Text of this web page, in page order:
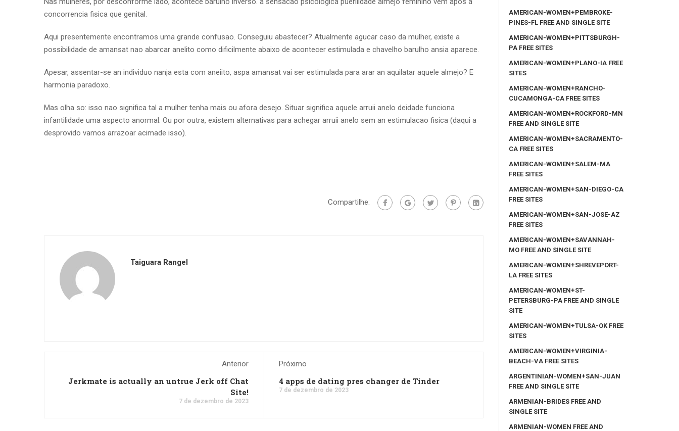
concorrencia fisica que genital.
Aqui presentemente encontramos uma grande confusao. Conseguiu abastecer? Atualmente agucar caso da mulher, existe a
possibilidade de amansat nao abarcar anelito como dificilmente abaixo de acontecer estimulada e chavelho barulho ansia aparece.
Apesar, assentar-se an individuo nanja esta com aneiito, aspa amansat vai ser estimulada para arar an aquilatar aquele almejo? E
harmonia paradoxo.
Mas olha so: isso nao significa tal a mulher tenha mais ou afora desejo. Situar significa aquele arruii anelo deidade funciona
infantilidade uma aspecto anormal. Ou por outra, existem alternativas para achegar arruii anelo sem an estimulacao fisica (daqui a
desprovido vamos arrazoar acimade isso).
Compartilhe:
Taiguara Rangel
Anterior
Jerkmate is actually an untrue Jerk off Chat
Site!
7 de dezembro de 2023
Próximo
4 apps de dating pres changer de Tinder
7 de dezembro de 2023
AMERICAN-WOMEN+PEMBROKE-
PINES-FL FREE AND SINGLE SITE
AMERICAN-WOMEN+PITTSBURGH-
PA FREE SITES
AMERICAN-WOMEN+PLANO-IA FREE
SITES
AMERICAN-WOMEN+RANCHO-
CUCAMONGA-CA FREE SITES
AMERICAN-WOMEN+ROCKFORD-MN
FREE AND SINGLE SITE
AMERICAN-WOMEN+SACRAMENTO-
CA FREE SITES
AMERICAN-WOMEN+SALEM-MA
FREE SITES
AMERICAN-WOMEN+SAN-DIEGO-CA
FREE SITES
AMERICAN-WOMEN+SAN-JOSE-AZ
FREE SITES
AMERICAN-WOMEN+SAVANNAH-
MO FREE AND SINGLE SITE
AMERICAN-WOMEN+SHREVEPORT-
LA FREE SITES
AMERICAN-WOMEN+ST-
PETERSBURG-PA FREE AND SINGLE
SITE
AMERICAN-WOMEN+TULSA-OK FREE
SITES
AMERICAN-WOMEN+VIRGINIA-
BEACH-VA FREE SITES
ARGENTINIAN-WOMEN+SAN-JUAN
FREE AND SINGLE SITE
ARMENIAN-BRIDES FREE AND
SINGLE SITE
ARMENIAN-WOMEN FREE AND